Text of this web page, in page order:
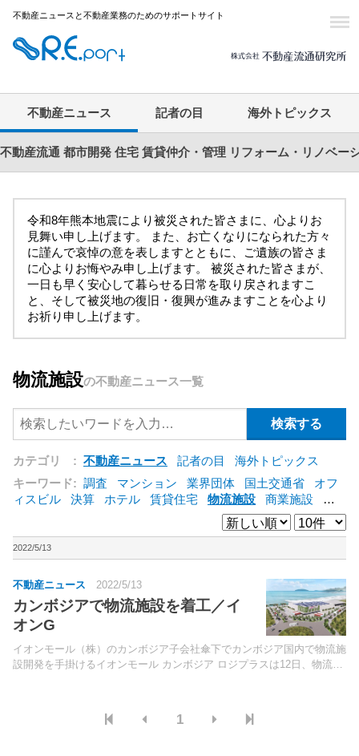
不動産ニュースと不動産業務のためのサポートサイト
不動産ニュース 記者の目 海外トピックス
不動産流通 都市開発 住宅 賃貸仲介・管理 リフォーム・リノベー
令和8年熊本地震により被災された皆さまに、心よりお
見舞い申し上げます。 また、お亡くなりになられた方々
に謹んで哀悼の意を表しますとともに、ご遺族の皆さま
に心よりお悔やみ申し上げます。 被災された皆さまが、
一日も早く安心して暮らせる日常を取り戻されますこ
と、そして被災地の復旧・復興が進みますことを心より
お祈り申し上げます。
物流施設の不動産ニュース一覧
カテゴリ : 不動産ニュース 記者の目
海外トピックス
キーワード: 調査 マンション 業界団体 国土交通省
オフ
ィスビル
決算 ホテル 賃貸住宅 物流施設 商業施設
海
東急不動産 賃料
ア
野村不動産 ZEH [+]
2022/5/13
不動産ニュース 2022/5/13
カンボジアで物流施設を着工／イ
オンG
イオンモール（株）のカンボジア子会社傘下でカンボジア国内で物流施
設開発を手掛けるイオンモール カンボジア ロジプラスは12日、物流施
1